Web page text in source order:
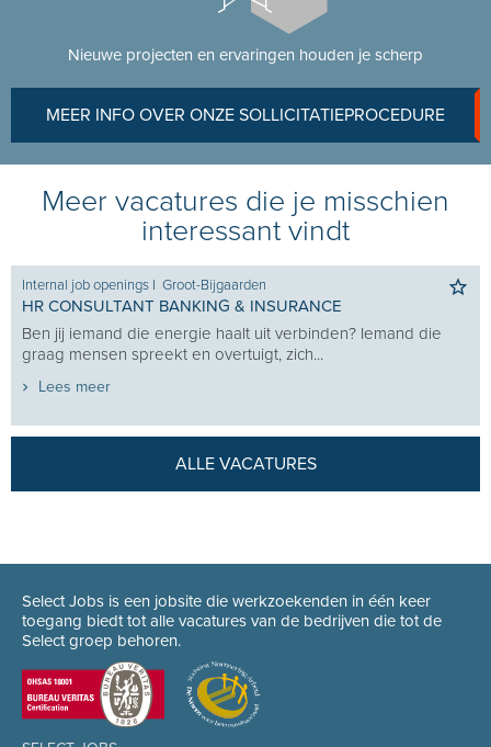
Nieuwe projecten en ervaringen houden je scherp
MEER INFO OVER ONZE SOLLICITATIEPROCEDURE
Meer vacatures die je misschien
interessant vindt
Internal job openings I Groot-Bijgaarden
HR CONSULTANT BANKING & INSURANCE
Ben jij iemand die energie haalt uit verbinden? Iemand die
graag mensen spreekt en overtuigt, zich...
Lees meer
ALLE VACATURES
Select Jobs is een jobsite die werkzoekenden in één keer
toegang biedt tot alle vacatures van de bedrijven die tot de
Select groep behoren.